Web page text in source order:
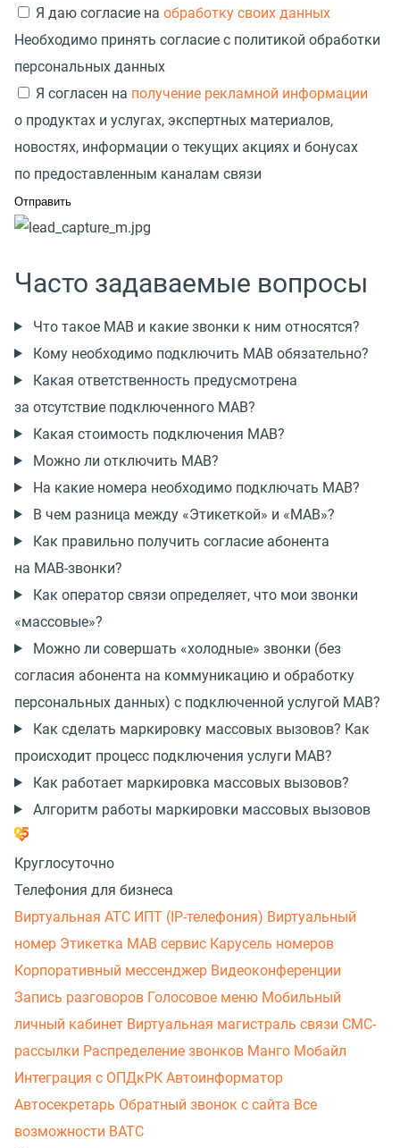
Я даю согласие на обработку своих данных
Необходимо принять согласие с политикой обработки
персональных данных
Я согласен на получение рекламной информации
о продуктах и услугах, экспертных материалов,
новостях, информации о текущих акциях и бонусах
по предоставленным каналам связи
Часто задаваемые вопросы
Что такое МАВ и какие звонки к ним относятся?
Кому необходимо подключить МАВ обязательно?
Какая ответственность предусмотрена
за отсутствие подключенного МАВ?
Какая стоимость подключения МАВ?
Можно ли отключить МАВ?
На какие номера необходимо подключать МАВ?
В чем разница между «Этикеткой» и «МАВ»?
Как правильно получить согласие абонента
на МАВ-звонки?
Как оператор связи определяет, что мои звонки
«массовые»?
Можно ли совершать «холодные» звонки (без
согласия абонента на коммуникацию и обработку
персональных данных) с подключенной услугой МАВ?
Как сделать маркировку массовых вызовов? Как
происходит процесс подключения услуги МАВ?
Как работает маркировка массовых вызовов?
Алгоритм работы маркировки массовых вызовов
Круглосуточно
Телефония для бизнеса
Виртуальная АТС ИПТ (IP-телефония) Виртуальный
номер Этикетка МАВ сервис Карусель номеров
Корпоративный мессенджер Видеоконференции
Запись разговоров Голосовое меню Мобильный
личный кабинет Виртуальная магистраль связи СМС-
рассылки Распределение звонков Манго Мобайл
Интеграция с ОПДкРК Автоинформатор
Автосекретарь Обратный звонок с сайта Все
возможности ВАТС